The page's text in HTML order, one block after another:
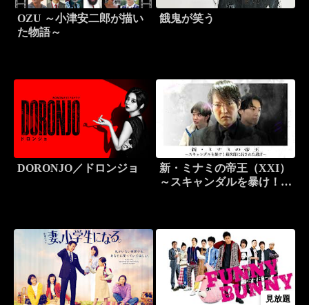
OZU ～小津安二郎が描い
た物語～
餓鬼が笑う
DORONJO／ドロンジョ
新・ミナミの帝王（XXI）
～スキャンダルを暴け！銀
見放題